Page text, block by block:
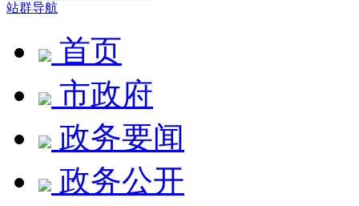
站群导航
首页
市政府
政务要闻
政务公开